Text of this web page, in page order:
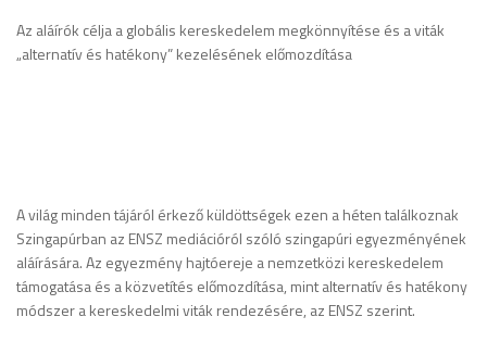
Az aláírók célja a globális kereskedelem megkönnyítése és a viták
„alternatív és hatékony” kezelésének előmozdítása
A világ minden tájáról érkező küldöttségek ezen a héten találkoznak
Szingapúrban az ENSZ mediációról szóló szingapúri egyezményének
aláírására. Az egyezmény hajtóereje a nemzetközi kereskedelem
támogatása és a közvetítés előmozdítása, mint alternatív és hatékony
módszer a kereskedelmi viták rendezésére, az ENSZ szerint.